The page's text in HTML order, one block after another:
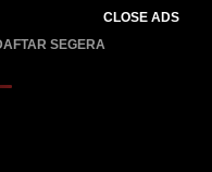
CLOSE ADS
SEGERA